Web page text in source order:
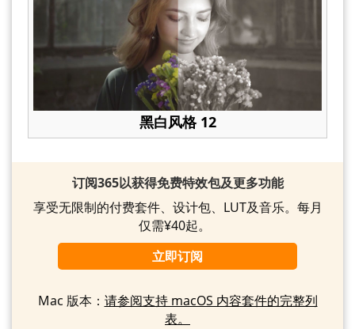
黑白风格 12
订阅365以获得免费特效包及更多功能
享受无限制的付费套件、设计包、LUT及音乐。每月
仅需¥40起。
立即订阅
Mac 版本： 请参阅支持 macOS 内容套件的完整列
表。